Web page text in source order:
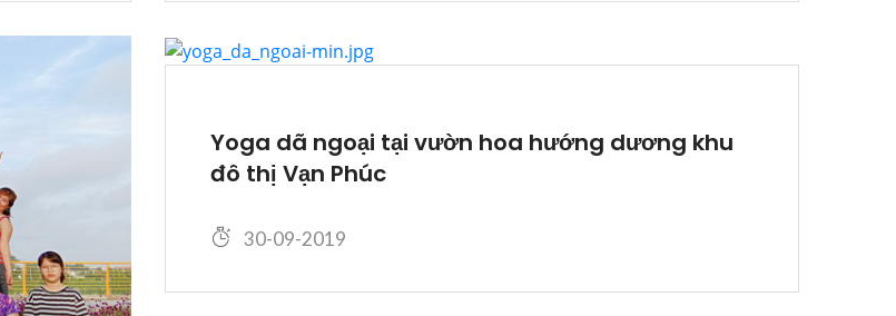
Yoga dã ngoại tại vườn hoa hướng dương khu
đô thị Vạn Phúc
30-09-2019